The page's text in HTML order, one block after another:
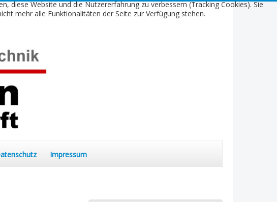
Impressum
diese Website und die Nutzererfahrung zu verbessern (Tracking Cookies). Sie
mehr alle Funktionalitäten der Seite zur Verfügung stehen.